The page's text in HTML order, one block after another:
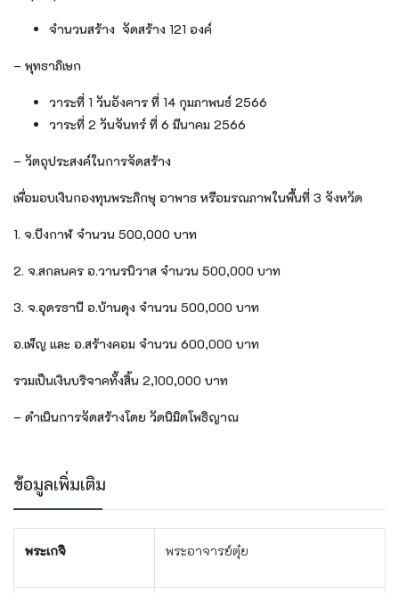
จำนวนสร้าง จัดสร้าง 121 องค์
– พุทธาภิเษก
วาระที่ 1 วันอังคาร ที่ 14 กุมภาพนธ์ 2566
วาระที่ 2 วันจันทร์ ที่ 6 มีนาคม 2566
– วัตถุประสงค์ในการจัดสร้าง
เพื่อมอบเงินกองทุนพระภิกษุ อาพาธ หรือมรณภาพในพื้นที่ 3 จังหวัด
1. จ.บึงกาฬ จำนวน 500,000 บาท
2. จ.สกลนคร อ.วานรนิวาส จำนวน 500,000 บาท
3. จ.อุดรธานี อ.บ้านดุง จำนวน 500,000 บาท
อ.เพ็ญ และ อ.สร้างคอม จำนวน 600,000 บาท
รวมเป็นเงินบริจาคทั้งสิ้น 2,100,000 บาท
– ดำเนินการจัดสร้างโดย วัดนิมิตโพธิญาณ
ข้อมูลเพิ่มเติม
พระเกจิ พระอาจารย์ตุ๋ย